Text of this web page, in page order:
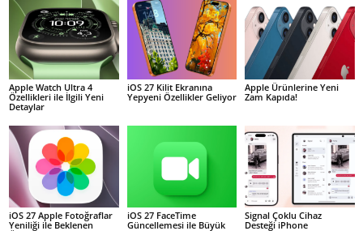
Apple Watch Ultra 4
Özellikleri ile İlgili Yeni
Detaylar
iOS 27 Kilit Ekranına
Yepyeni Özellikler Geliyor
Apple Ürünlerine Yeni
Zam Kapıda!
iOS 27 Apple Fotoğraflar
Yeniliği ile Beklenen
iOS 27 FaceTime
Güncellemesi ile Büyük
Signal Çoklu Cihaz
Desteği iPhone